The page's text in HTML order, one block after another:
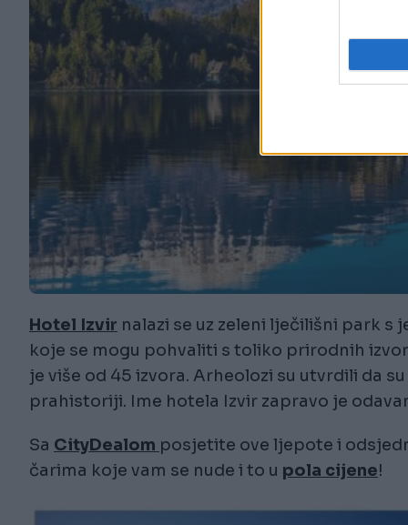
Hotel Izvir nalazi se uz zeleni lječilišni park
koje se mogu pohvaliti s toliko prirodnih
je više od 45 izvora. Arheolozi su utvrdili da
prahistoriji. Ime hotela Izvir zapravo je
Sa CityDealom posjetite ove ljepote i
čarima koje vam se nude i to u pola cijene!